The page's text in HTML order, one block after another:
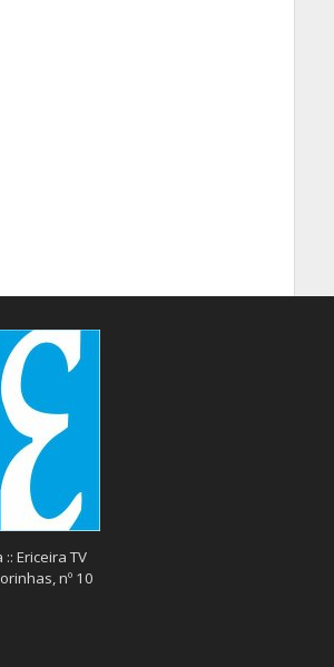
Ericeira TV
nº 10